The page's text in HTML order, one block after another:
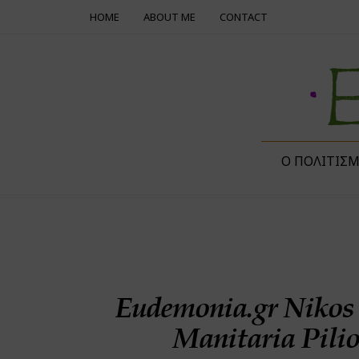
HOME ABOUT ME CONTACT
Ο
Eudemonia.gr
Manitaria Pilio